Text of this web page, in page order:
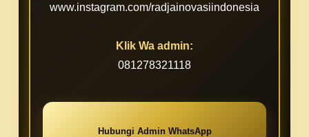
www.instagram.com/radjainovasiindonesia
Klik Wa admin:
081278321118
Hubungi Admin WhatsApp